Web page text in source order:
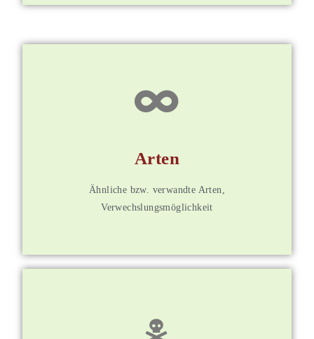
Arten
Ähnliche bzw. verwandte Arten,
Verwechslungsmöglichkeit